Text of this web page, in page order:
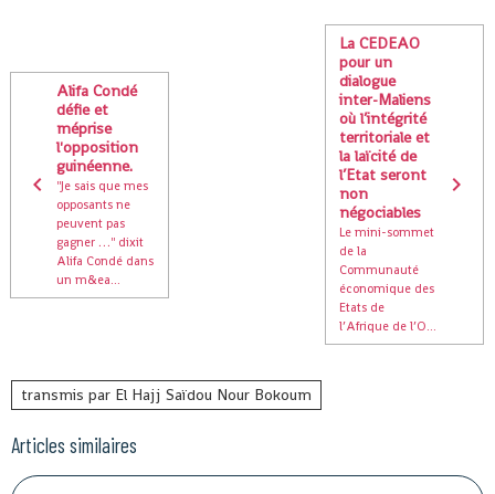
Alifa Condé
défie et
méprise
l'opposition
guinéenne.
''Je sais que mes
opposants ne
peuvent pas
gagner …'' dixit
Alifa Condé dans
un m&ea...
La CEDEAO
pour un
dialogue
inter-Maliens
où l’intégrité
territoriale et
la laïcité de
l’Etat seront
non
négociables
Le mini-sommet
de la
Communauté
économique des
Etats de
l’Afrique de l’O...
transmis par El Hajj Saïdou Nour Bokoum
Articles similaires